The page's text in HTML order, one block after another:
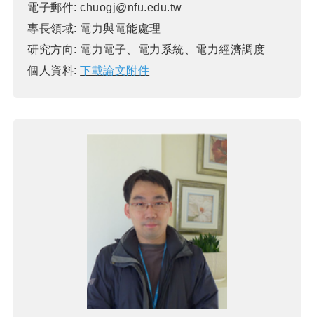
電子郵件: chuogj@nfu.edu.tw
專長領域: 電力與電能處理
研究方向: 電力電子、電力系統、電力經濟調度
個人資料: 下載論文附件